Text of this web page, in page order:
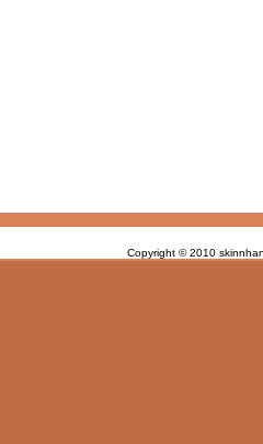
Copyright © 2010